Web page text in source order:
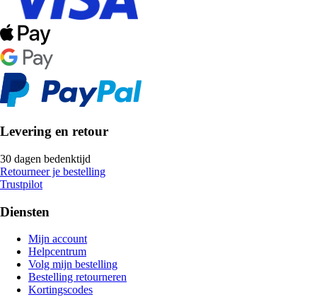
Levering en retour
30 dagen bedenktijd
Retourneer je bestelling
Trustpilot
Diensten
Mijn account
Helpcentrum
Volg mijn bestelling
Bestelling retourneren
Kortingscodes